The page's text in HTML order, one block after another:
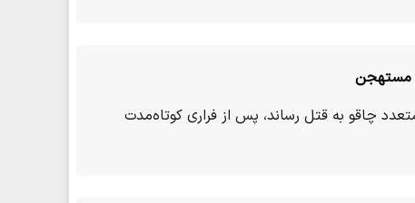
مستهجن
چاقو به قتل رساند، پس از فراری کوتاه‌مدت